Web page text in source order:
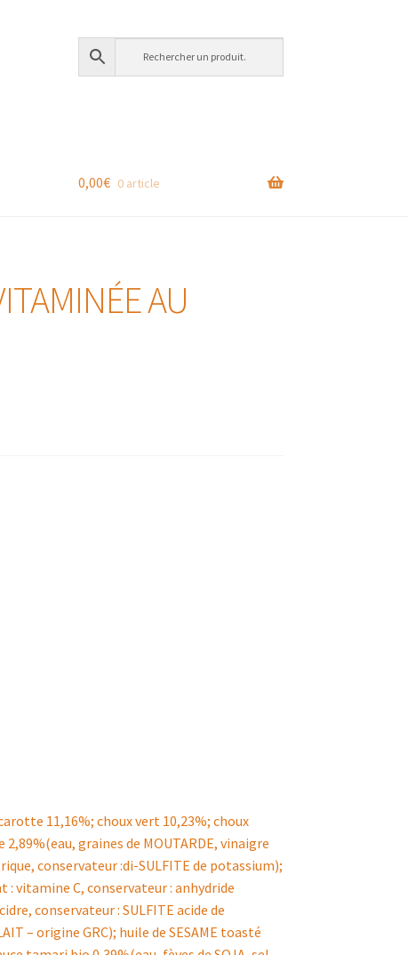
0,00€ 0 article
AU
11,16%; choux vert 10,23%; choux
graines de MOUTARDE, vinaigre
conservateur :di-SULFITE de potassium);
: vitamine C, conservateur : anhydride
conservateur : SULFITE acide de
– origine GRC); huile de SESAME toasté